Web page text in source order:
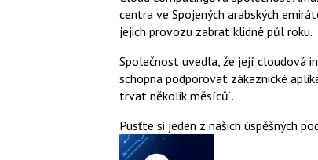
centra ve Spojených arabských
jejich provozu zabrat klidně půl roku.
Společnost uvedla, že její cloudová
schopna podporovat zákaznické
trvat několik měsíců“.
Pusťte si jeden z našich úspěšných